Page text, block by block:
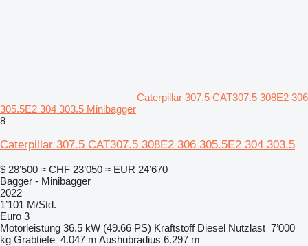
Caterpillar 307.5 CAT307.5 308E2 306
305.5E2 304 303.5 Minibagger
8
Caterpillar 307.5 CAT307.5 308E2 306 305.5E2 304 303.5
$ 28’500 ≈ CHF 23’050 ≈ EUR 24’670
Bagger - Minibagger
2022
1’101 M/Std.
Euro 3
Motorleistung 36.5 kW (49.66 PS) Kraftstoff Diesel Nutzlast 7’000
kg Grabtiefe 4.047 m Aushubradius 6.297 m